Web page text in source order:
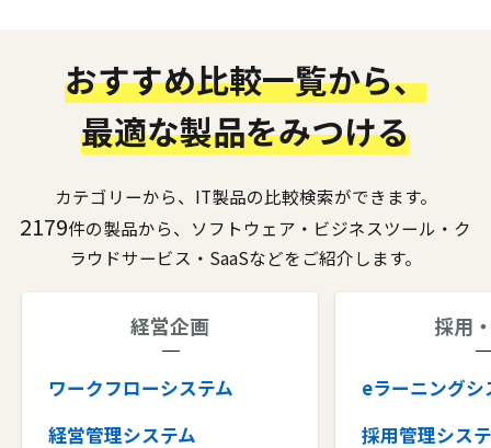
おすすめ比較一覧から、
最適な製品をみつける
カテゴリーから、IT製品の比較検索ができます。
2179件の製品から、ソフトウェア・ビジネスツール・ク
ラウドサービス・SaaSなどをご紹介します。
経営企画
ワークフローシステム
経営管理システム
採用
eラーニングシ
採用管理シス